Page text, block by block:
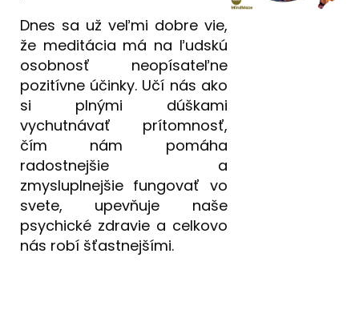
Dnes sa už veľmi dobre vie,
že meditácia má na ľudskú
osobnosť neopísateľne
pozitívne účinky. Učí nás ako
si plnými dúškami
vychutnávať prítomnosť,
čím nám pomáha
radostnejšie a
zmysluplnejšie fungovať vo
svete, upevňuje naše
psychické zdravie a celkovo
nás robí šťastnejšími.